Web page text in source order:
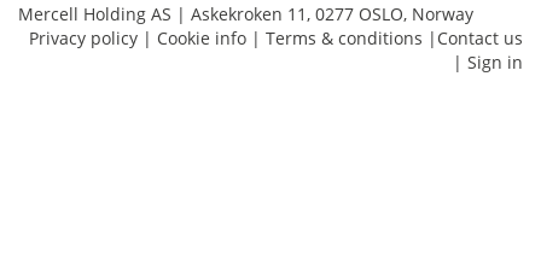
Mercell Holding AS | Askekroken 11, 0277 OSLO, Norway
Privacy policy | Cookie info | Terms & conditions | Contact us
| Sign in